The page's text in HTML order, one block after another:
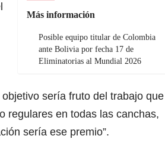
Más información
Posible equipo titular de Colombia
ante Bolivia por fecha 17 de
Eliminatorias al Mundial 2026
sería fruto del trabajo que
regulares en todas las canchas,
sería ese premio”.